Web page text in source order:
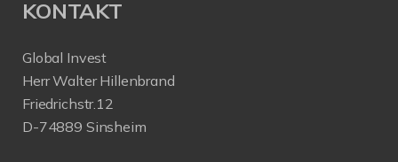
KONTAKT
Global Invest
Herr Walter Hillenbrand
Friedrichstr.12
D-74889 Sinsheim